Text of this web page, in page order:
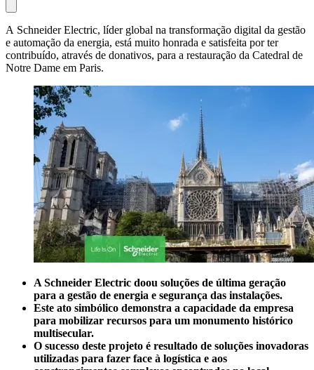
A Schneider Electric, líder global na transformação digital da gestão
e automação da energia, está muito honrada e satisfeita por ter
contribuído, através de donativos, para a restauração da Catedral de
Notre Dame em Paris.
A Schneider Electric doou soluções de última geração
para a gestão de energia e segurança das instalações.
Este ato simbólico demonstra a capacidade da empresa
para mobilizar recursos para um monumento histórico
multisecular.
O sucesso deste projeto é resultado de soluções inovadoras
utilizadas para fazer face à logística e aos